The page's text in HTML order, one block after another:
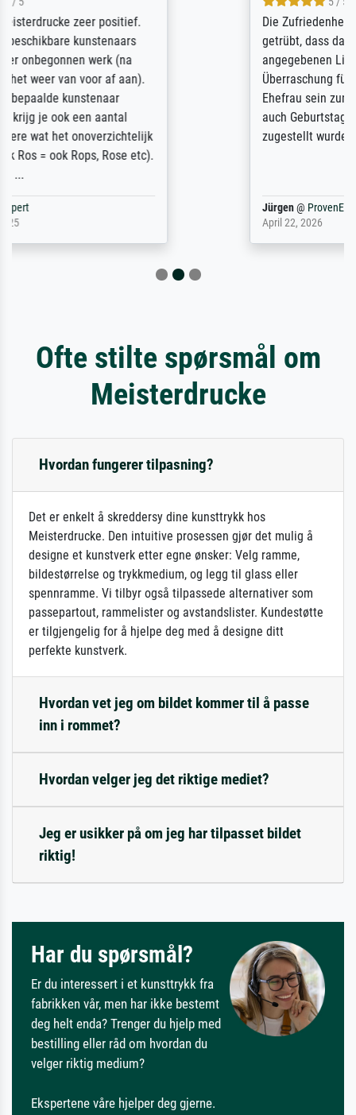
Die Zufriedenheit ist auch nicht dadurch
getrübt, dass das Bild entgegen einer
angegebenen Lieferanschrift (sollte eine
Überraschung für die normannische
Ehefrau sein zum Hochzeits- gleichzeitig
auch Geburtstag sein) doch nach zu Hause
zugestellt wurde.
Ofte stilte spørsmål om
Meisterdrucke
Hvordan fungerer tilpasning?
Det er enkelt å skreddersy dine kunsttrykk hos
Meisterdrucke. Den intuitive prosessen gjør det mulig å
designe et kunstverk etter egne ønsker: Velg ramme,
bildestørrelse og trykkmedium, og legg til glass eller
spennramme. Vi tilbyr også tilpassede alternativer som
passepartout, rammelister og avstandslister. Kundestøtte
er tilgjengelig for å hjelpe deg med å designe ditt
perfekte kunstverk.
Hvordan vet jeg om bildet kommer til å passe
inn i rommet?
Hvordan velger jeg det riktige mediet?
Jeg er usikker på om jeg har tilpasset bildet
riktig!
Har du spørsmål?
Er du interessert i et kunsttrykk fra
fabrikken vår, men har ikke bestemt
deg helt enda? Trenger du hjelp med
bestilling eller råd om hvordan du
velger riktig medium?
Ekspertene våre hjelper deg gjerne.